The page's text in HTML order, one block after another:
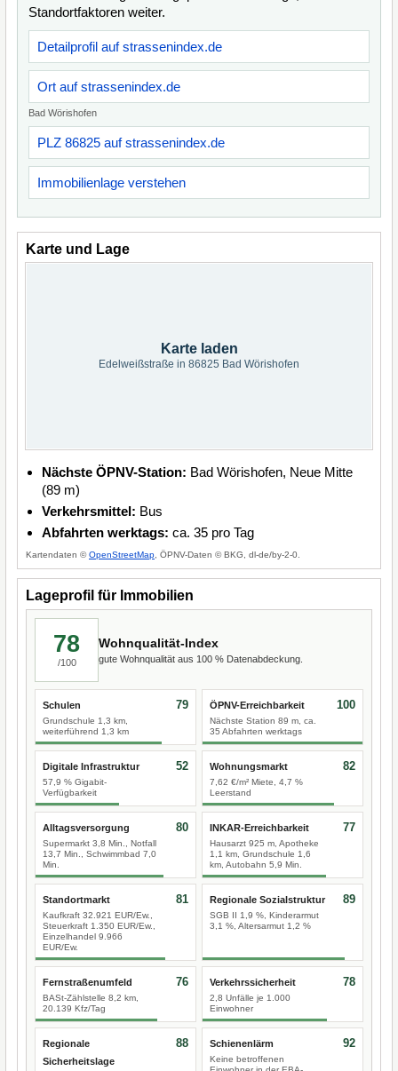
Standortfaktoren weiter.
Detailprofil auf strassenindex.de
Ort auf strassenindex.de
Bad Wörishofen
PLZ 86825 auf strassenindex.de
Immobilienlage verstehen
Karte und Lage
Karte laden
Edelweißstraße in 86825 Bad Wörishofen
Nächste ÖPNV-Station: Bad Wörishofen, Neue Mitte
(89 m)
Verkehrsmittel: Bus
Abfahrten werktags: ca. 35 pro Tag
Kartendaten ©OpenStreetMap , ÖPNV-Daten © BKG, dl-de/by-2-0.
Lageprofil für Immobilien
78
/100
Wohnqualität-Index
gute Wohnqualität aus 100 % Datenabdeckung.
Schulen
Grundschule 1,3 km,
weiterführend 1,3 km
79 ÖPNV-Erreichbarkeit
Nächste Station 89 m, ca.
35 Abfahrten werktags
100
Digitale Infrastruktur
57,9 % Gigabit-
Verfügbarkeit
52 Wohnungsmarkt
7,62 €/m² Miete, 4,7 %
Leerstand
82
Alltagsversorgung
Supermarkt 3,8 Min., Notfall
13,7 Min., Schwimmbad 7,0
Min.
80 INKAR-Erreichbarkeit
Hausarzt 925 m, Apotheke
1,1 km, Grundschule 1,6
km, Autobahn 5,9 Min.
77
Standortmarkt
Kaufkraft 32.921 EUR/Ew.,
Steuerkraft 1.350 EUR/Ew.,
Einzelhandel 9.966
EUR/Ew.
81 Regionale Sozialstruktur
SGB II 1,9 %, Kinderarmut
3,1 %, Altersarmut 1,2 %
89
Fernstraßenumfeld
BASt-Zählstelle 8,2 km,
20.139 Kfz/Tag
76 Verkehrssicherheit
2,8 Unfälle je 1.000
Einwohner
78
Regionale
Sicherheitslage
88 Schienenlärm
Keine betroffenen
92